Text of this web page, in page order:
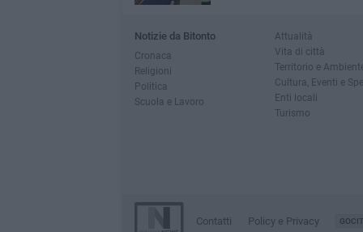
Notizie da Bitonto
Cronaca
Religioni
Politica
Scuola e Lavoro
Attualità
Vita di città
Territorio e
Cultura, Eventi e
Enti locali
Turismo
Contatti Policy e Privacy